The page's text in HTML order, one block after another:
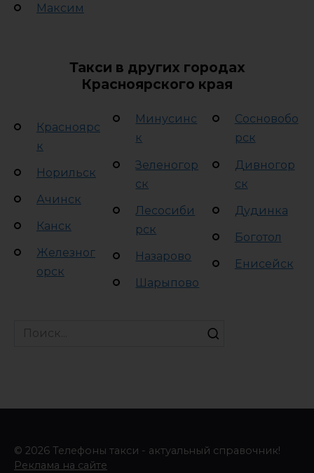
Максим
Такси в других городах
Красноярского края
Красноярс
к
Норильск
Ачинск
Канск
Железног
орск
Минусинс
к
Зеленогор
ск
Лесосиби
рск
Назарово
Шарыпово
Сосновобо
рск
Дивногор
ск
Дудинка
Боготол
Енисейск
Search
© 2026 Телефоны такси - актуальный справочник!
Реклама на сайте